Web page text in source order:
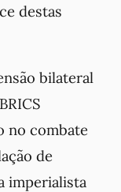
destas
bilateral
no combate
de
imperialista